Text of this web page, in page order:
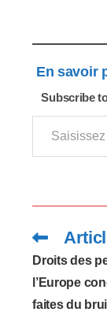
avons
destination
réseau
national et
En savoir
Subscribe
Saisissez votre adresse e-mail…
Read
more
articles
Droits des
l’Europe
faites du